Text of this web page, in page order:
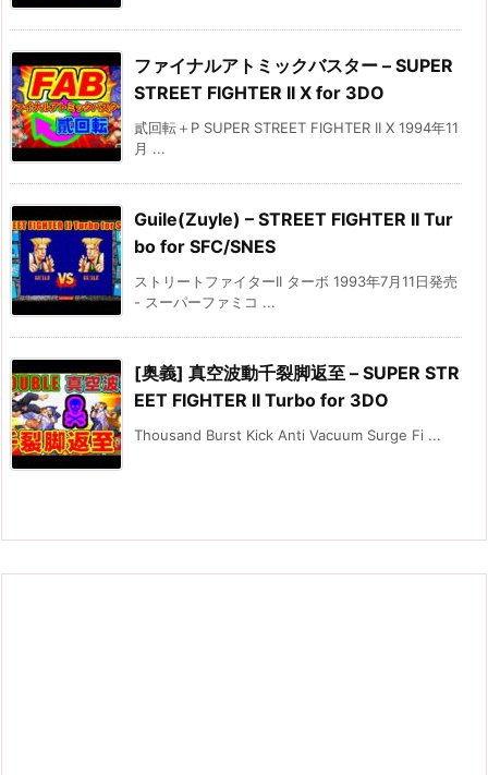
ファイナルアトミックバスター – SUPER
STREET FIGHTER II X for 3DO
貳回転＋P SUPER STREET FIGHTER II X 1994年11
月 ...
Guile(Zuyle) – STREET FIGHTER II Tur
bo for SFC/SNES
ストリートファイターII ターボ 1993年7月11日発売
- スーパーファミコ ...
[奥義] 真空波動千裂脚返至 – SUPER STR
EET FIGHTER II Turbo for 3DO
Thousand Burst Kick Anti Vacuum Surge Fi ...